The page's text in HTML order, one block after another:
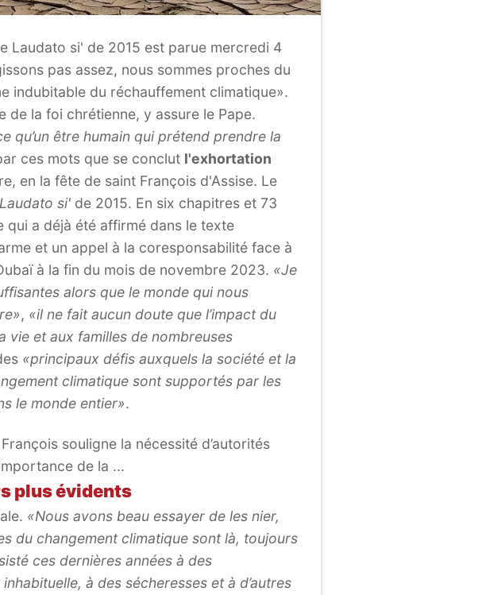
Laudato si' de 2015 est parue mercredi 4
pas assez, nous sommes proches du
indubitable du réchauffement climatique».
de la foi chrétienne, y assure le Pape.
qu’un être humain qui prétend prendre la
ces mots que se conclut l'exhortation
en la fête de saint François d'Assise. Le
Laudato si' de 2015. En six chapitres et 73
a déjà été affirmé dans le texte
et un appel à la coresponsabilité face à
à la fin du mois de novembre 2023. «Je
alors que le monde qui nous
, «il ne fait aucun doute que l’impact du
vie et aux familles de nombreuses
«principaux défis auxquels la société et la
climatique sont supportés par les
le monde entier».
souligne la nécessité d’autorités
de la ...
plus évidents
«Nous avons beau essayer de les nier,
du changement climatique sont là, toujours
ces dernières années à des
à des sécheresses et à d’autres